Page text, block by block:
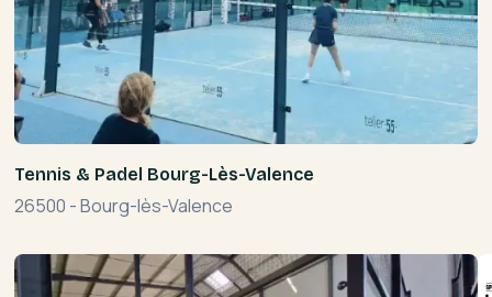
Tennis & Padel Bourg-Lès-Valence
26500 -Bourg-lès-Valence